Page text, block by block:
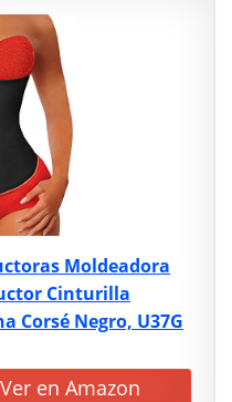
Moldeadora
Cinturilla
Corsé Negro, U37G
en Amazon